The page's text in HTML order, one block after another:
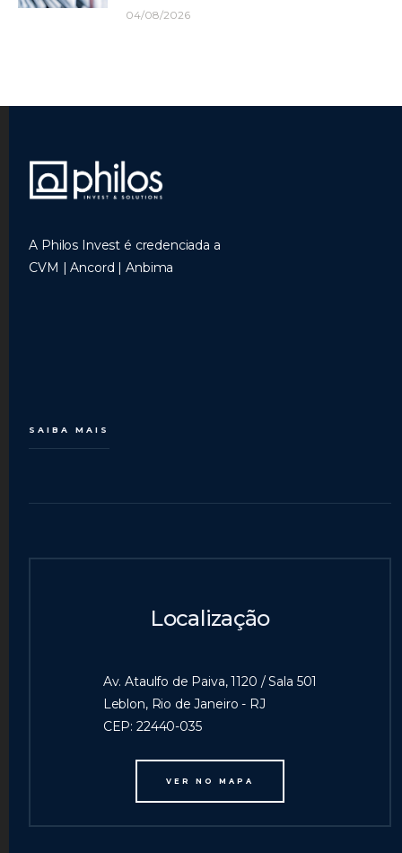
04/08/2026
A Philos Invest é credenciada a
CVM | Ancord | Anbima
SAIBA MAIS
Localização
Av. Ataulfo de Paiva, 1120 / Sala 501
Leblon, Rio de Janeiro - RJ
CEP: 22440-035
VER NO MAPA